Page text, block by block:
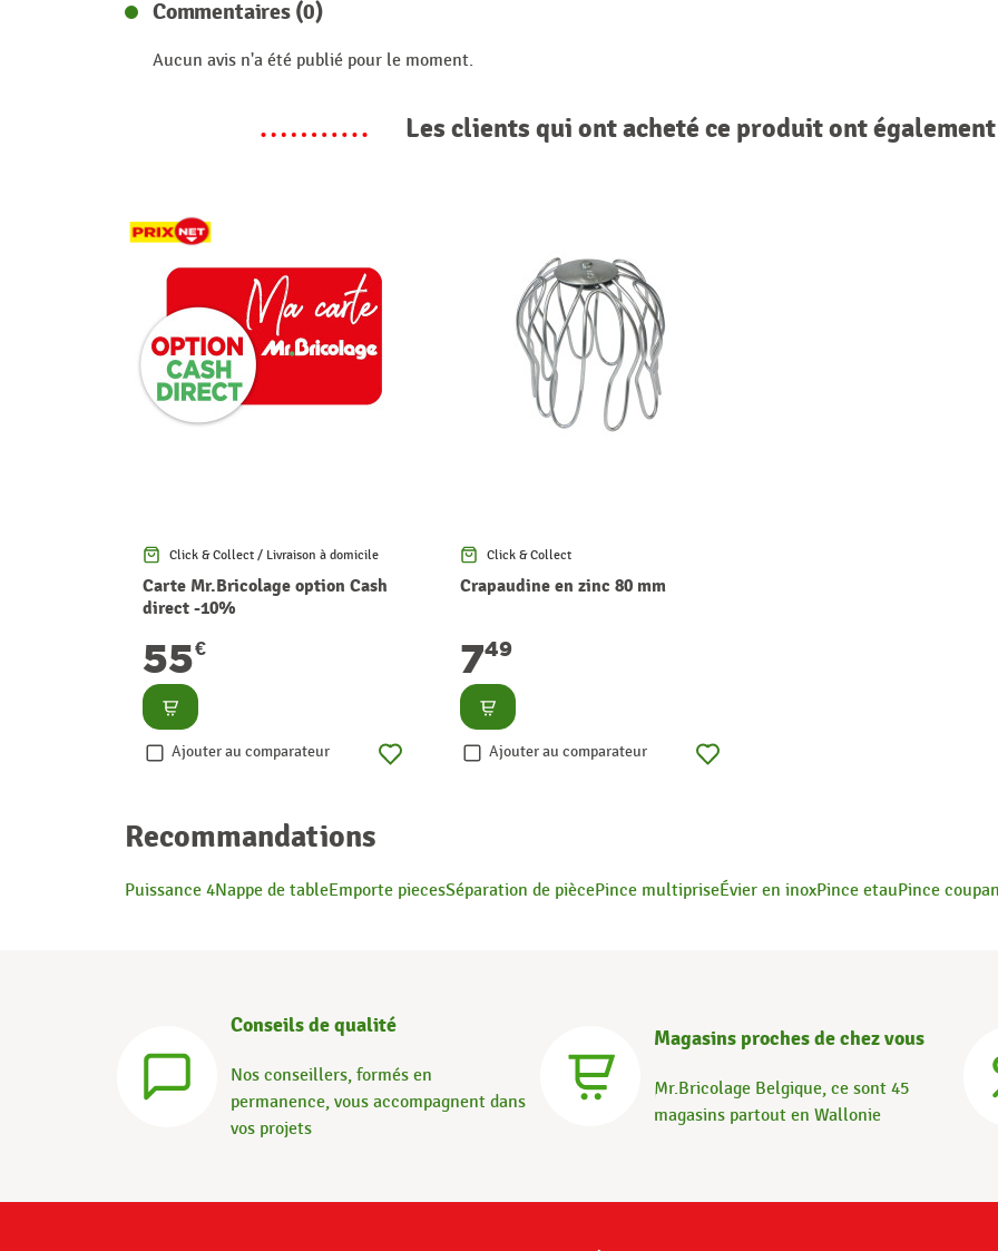
Commentaires (0)
Aucun avis n'a été publié pour le moment.
Les clients qui ont acheté ce produit ont
Click & Collect / Livraison à domicile
Carte Mr.Bricolage option Cash
direct -10%
55€
Consulter
Ajouter au comparateur
Click & Collect
Crapaudine en zinc 80 mm
749
Consulter
Ajouter au comparateur
Recommandations
Puissance 4Nappe de tableEmporte piecesSéparation de piècePince multipriseÉvier en inoxPince etauPince
Conseils de qualité
Nos conseillers, formés en
permanence, vous accompagnent dans
vos projets
Magasins proches de chez vous
Mr.Bricolage Belgique, ce sont 45
magasins partout en Wallonie